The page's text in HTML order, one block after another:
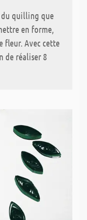
du quilling que
en forme,
fleur. Avec cette
de réaliser 8